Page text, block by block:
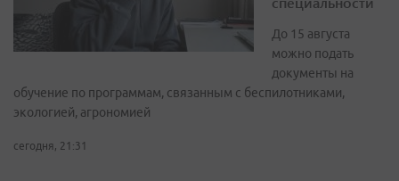
До 15 августа
можно подать
документы на
обучение по программам, связанным с беспилотниками,
экологией, агрономией
сегодня, 21:31